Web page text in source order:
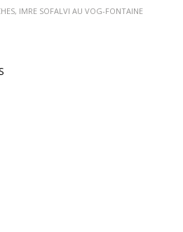
IMRE SOFALVI AU VOG-FONTAINE